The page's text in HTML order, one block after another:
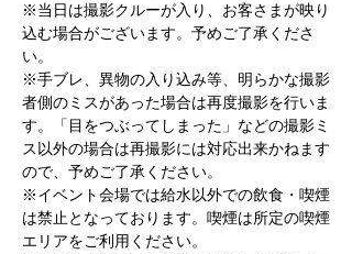
※当日は撮影クルーが入り、お客さまが映り
込む場合がございます。予めご了承くださ
い。
※手ブレ、異物の入り込み等、明らかな撮影
者側のミスがあった場合は再度撮影を行いま
す。「目をつぶってしまった」などの撮影ミ
ス以外の場合は再撮影には対応出来かねます
ので、予めご了承ください。
※イベント会場では給水以外での飲食・喫煙
は禁止となっております。喫煙は所定の喫煙
エリアをご利用ください。